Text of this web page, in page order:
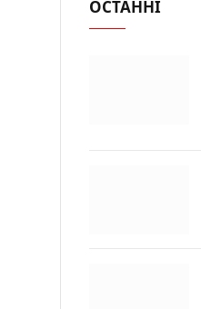
ОСТАННІ